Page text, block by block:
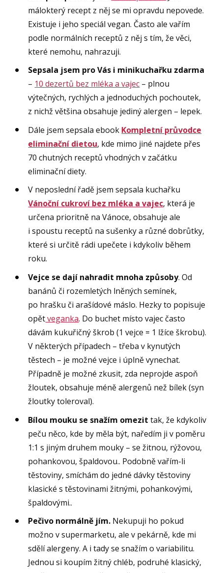
málokterý recept z něj se mi opravdu nepovede.
Existuje i jeho speciál vegan. Často ale vařím
podle normálních receptů z něj s tím, že věci,
které nemohu, nahrazuji.
Sepsala jsem pro Vás i minikuchařku zdarma
– 10 dezertů bez mléka a vajec – plnou
výtečných, rychlých a jednoduchých pochoutek,
z nichž většina obsahuje jediný alergen – lepek.
Dále jsem sepsala ebook Kompletní průvodce
eliminační dietou, kde mimo jiné najdete přes
70 chutných receptů vhodných v začátku
eliminační diety.
V neposlední řadě jsem sepsala kuchařku
Vánoční cukroví bez mléka a vajec, která je
určena prioritně na Vánoce, obsahuje ale
i spoustu receptů na sušenky a různé dobrůtky,
které si určitě rádi upečete i kdykoliv během
roku.
Vejce se dají nahradit mnoha způsoby. Od
banánů či rozemletých lněných semínek,
po hrašku či arašídové máslo. Hezky to popisuje
opětveganka. Do buchet místo vajec často
dávám kukuřičný škrob (1 vejce = 1 lžíce škrobu).
V některých případech – třeba v kynutých
těstech – je možné vejce i úplně vynechat.
Případně je možné zkusit, zda neprojde aspoň
žloutek, obsahuje méně alergenů než bílek (syn
žloutky toleroval).
Bílou mouku se snažím omezit tak, že kdykoliv
peču něco, kde by měla být, naředím ji v poměru
1:1 s jiným druhem mouky – se žitnou, rýžovou,
pohankovou, špaldovou.. Podobně vařím-li
těstoviny, smíchám do jedné dávky těstoviny
klasické s těstovinami žitnými, pohankovými,
špaldovými..
Pečivo normálně jím. Nekupuji ho pokud
možno v supermarketu, ale v pekárně, kde mi
sdělí alergeny. A i tady se snažím o variabilitu.
Jednou si koupím žitný chléb, podruhé klasický,